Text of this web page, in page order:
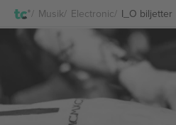
Musik Electronic I_O biljetter